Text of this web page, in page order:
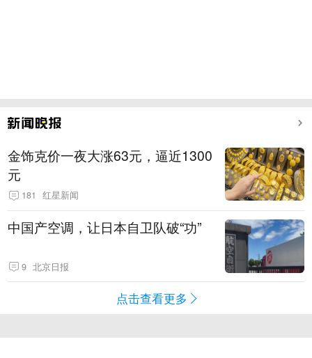
金饰克价一夜大涨63元，逼近1300
元
181 红星新闻
中国产空调，让日本自卫队破“功”
9 北京日报
点击查看更多